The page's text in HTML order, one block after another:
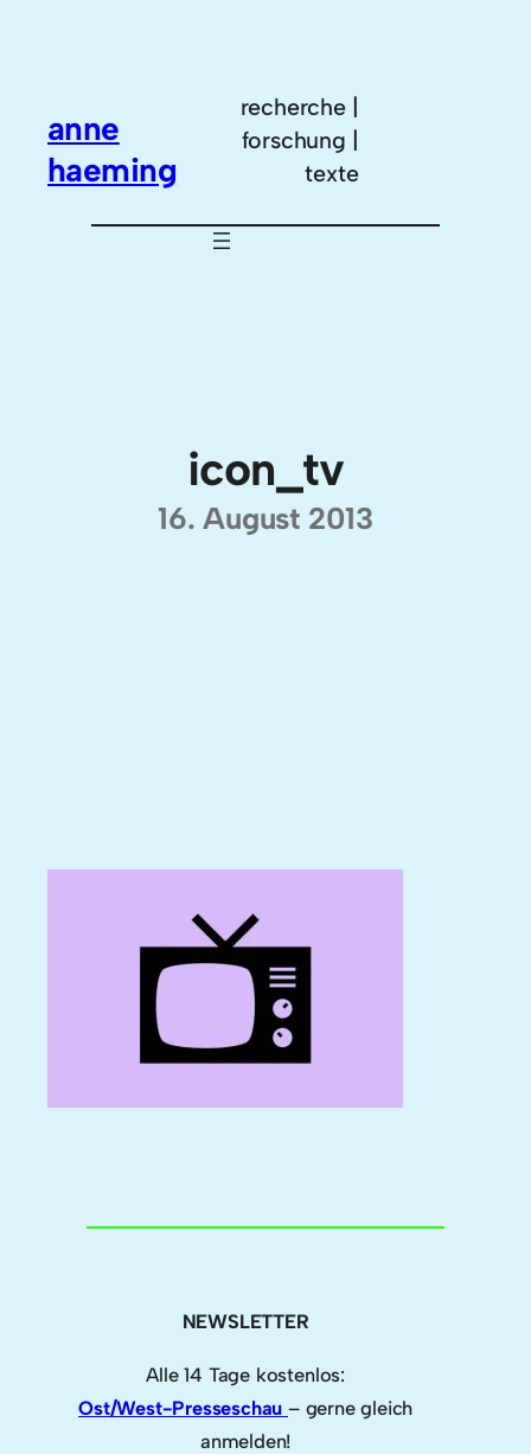
anne
haeming
recherche |
forschung |
texte
icon_tv
16. August 2013
NEWSLETTER
Alle 14 Tage kostenlos:
Ost/West-Presseschau – gerne gleich
anmelden!